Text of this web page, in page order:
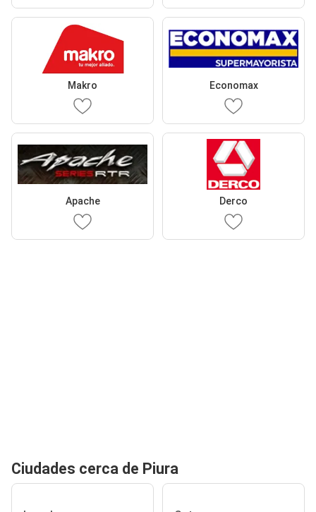
Makro Economax
Apache Derco
Ciudades cerca de Piura